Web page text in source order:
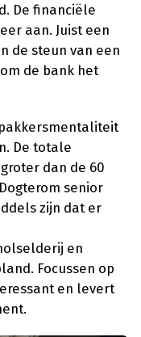
De financiële
aan. Juist een
de steun van een
de bank het
De totale
dan de 60
senior
zijn dat er
en
Focussen op
en levert